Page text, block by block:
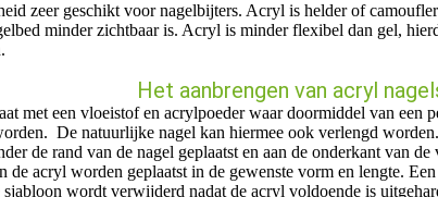
zeer geschikt voor nagelbijters. Acryl is helder of
minder zichtbaar is. Acryl is minder flexibel dan gel,
Het aanbrengen van acryl
met een vloeistof en acrylpoeder waar doormiddel van een
De natuurlijke nagel kan hiermee ook verlengd
de rand van de nagel geplaatst en aan de onderkant van
de acryl worden geplaatst in de gewenste vorm en lengte.
wordt verwijderd nadat de acryl voldoende is